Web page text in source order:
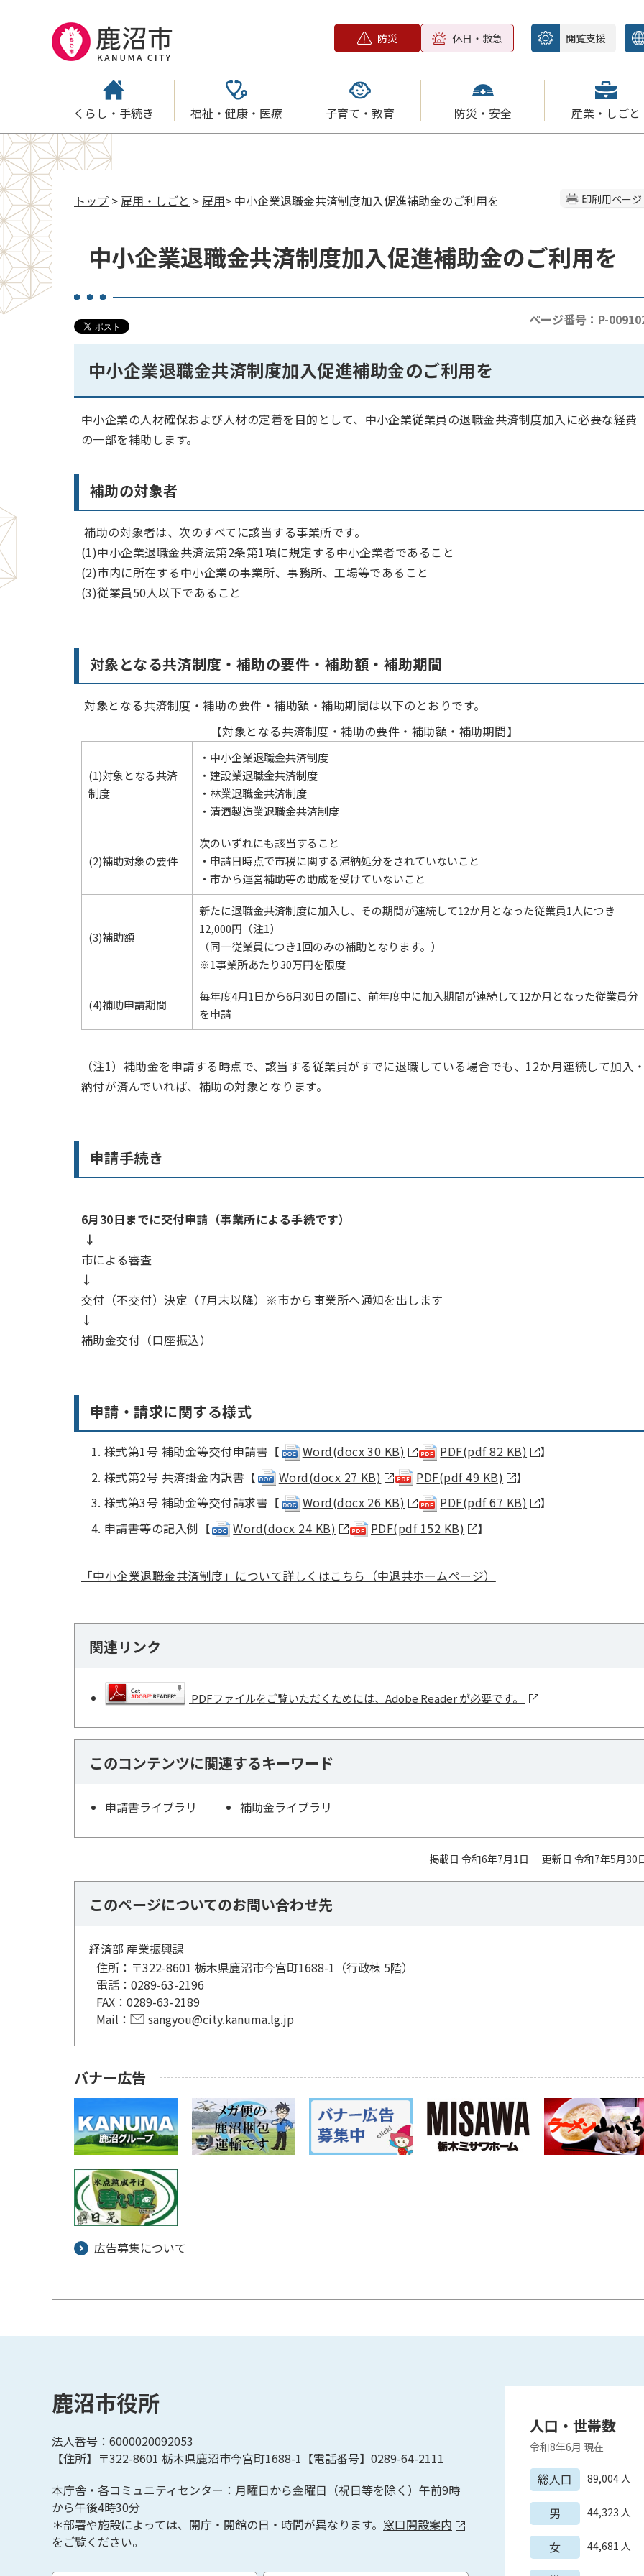
防災 休日・救急 閲覧支援
くらし・手続き 福祉・健康・医療 子育て・教育 防災・安全 産業・しごと
印刷用ページ
トップ > 雇用・しごと > 雇用> 中小企業退職金共済制度加入促進補助金のご利用を
中小企業退職金共済制度加入促進補助金のご利用を
ページ番号：P-
中小企業退職金共済制度加入促進補助金のご利用を
中小企業の人材確保および人材の定着を目的として、中小企業従業員の退職金共済制度加入に必要な経費
の一部を補助します。
補助の対象者
補助の対象者は、次のすべてに該当する事業所です。
(1)中小企業退職金共済法第2条第1項に規定する中小企業者であること
(2)市内に所在する中小企業の事業所、事務所、工場等であること
(3)従業員50人以下であること
対象となる共済制度・補助の要件・補助額・補助期間
対象となる共済制度・補助の要件・補助額・補助期間は以下のとおりです。
【対象となる共済制度・補助の要件・補助額・補助期間】
(1)対象となる共済
制度
・中小企業退職金共済制度
・建設業退職金共済制度
・林業退職金共済制度
・清酒製造業退職金共済制度
(2)補助対象の要件
次のいずれにも該当すること
・申請日時点で市税に関する滞納処分をされていないこと
・市から運営補助等の助成を受けていないこと
(3)補助額
新たに退職金共済制度に加入し、その期間が連続して12か月となった従業員1人につき
12,000円（注1）
（同一従業員につき1回のみの補助となります。）
※1事業所あたり30万円を限度
(4)補助申請期間
毎年度4月1日から6月30日の間に、前年度中に加入期間が連続して12か月となった従業員分
を申請
（注1）補助金を申請する時点で、該当する従業員がすでに退職している場合でも、12か月連続して加入
納付が済んでいれば、補助の対象となります。
申請手続き
6月30日までに交付申請（事業所による手続です）
↓
市による審査
↓
交付（不交付）決定（7月末以降）※市から事業所へ通知を出します
↓
補助金交付（口座振込）
申請・請求に関する様式
様式第1号 補助金等交付申請書【 Word(docx 30 KB) PDF(pdf 82 KB)
】
様式第2号 共済掛金内訳書【
Word(docx 27 KB) PDF(pdf 49 KB)
】
様式第3号 補助金等交付請求書【
Word(docx 26 KB) PDF(pdf 67 KB)
】
申請書等の記入例【
Word(docx 24 KB) PDF(pdf 152 KB) 】
「中小企業退職金共済制度」について詳しくはこちら（中退共ホームページ）
関連リンク
PDFファイルをご覧いただくためには、Adobe Reader が必要です。
このコンテンツに関連するキーワード
申請書ライブラリ 補助金ライブラリ
掲載日 令和6年7月1日 更新日 令和7年5月30
このページについてのお問い合わせ先
経済部 産業振興課
住所： 〒322-8601 栃木県鹿沼市今宮町1688-1（行政棟 5階）
電話： 0289-63-2196
FAX： 0289-63-2189
Mail：
sangyou@city.kanuma.lg.jp
バナー広告
広告募集について
鹿沼市役所
法人番号：6000020092053
【住所】〒322-8601 栃木県鹿沼市今宮町1688-1【電話番号】0289-64-2111
本庁舎・各コミュニティセンター：月曜日から金曜日（祝日等を除く）午前9時
から午後4時30分
＊部署や施設によっては、開庁・開館の日・時間が異なります。 窓口開設案内
をご覧ください。
人口・世帯数
令和8年6月 現在
総人口 89,004人
男 44,323 人
女 44,681 人